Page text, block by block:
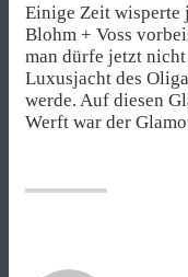
Einige Zeit wisperte
Blohm + Voss
man dürfe jetzt
Luxusjacht des
werde. Auf diesen
Werft war der